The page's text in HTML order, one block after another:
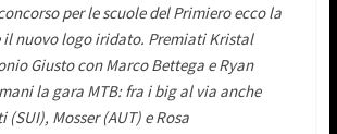
per le scuole del Primiero ecco la
il nuovo logo iridato. Premiati Kristal
Giusto con Marco Bettega e Ryan
la gara MTB: fra i big al via anche
Mosser (AUT) e Rosa